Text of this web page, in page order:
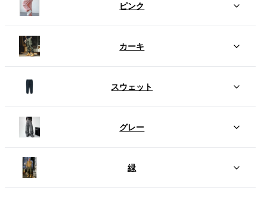
ピンク
カーキ
スウェット
グレー
緑